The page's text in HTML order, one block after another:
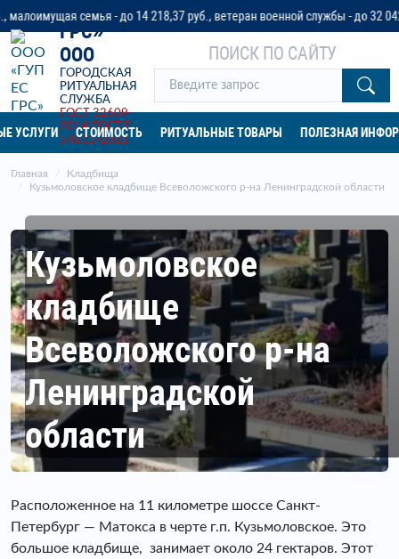
- до 14 218,37 руб., ветеран военной службы - до 32 042 руб. или
«ГУП ЕС
ГРС»
ООО
ГОРОДСКАЯ
РИТУАЛЬНАЯ
СЛУЖБА
ГОСТ 32609-
2014 ГОСТ Р
54611-2011
ПОИСК ПО САЙТУ
УСЛУГИ СТОИМОСТЬ РИТУАЛЬНЫЕ ТОВАРЫ ПОЛЕЗНАЯ
Главная
Кладбища
Кузьмоловское кладбище Всеволожского р-на Ленинградской области
Кузьмоловское
кладбище
Всеволожского р-на
Ленинградской
области
Расположенное на 11 километре шоссе Санкт-
Петербург — Матокса в черте г.п. Кузьмоловское. Это
большое кладбище, занимает около 24 гектаров. Этот